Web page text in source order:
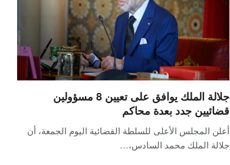
جلالة الملك يوافق على تعيين 8 مسؤولين
قضائيين جدد بعدة محاكم
أعلن المجلس الأعلى للسلطة القضائية اليوم الجمعة، أن
جلالة الملك محمد السادس،…